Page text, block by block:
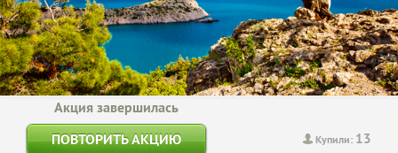
Купили: 13
Акция завершилась
ПОВТОРИТЬ АКЦИЮ